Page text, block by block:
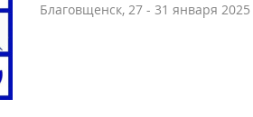
Благовщенск, 27 - 31 января 2025